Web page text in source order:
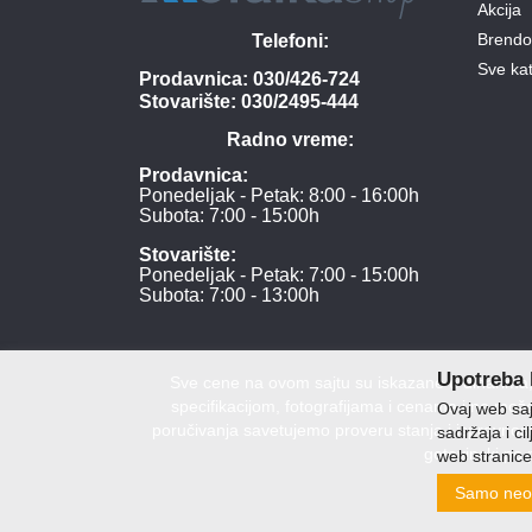
Telefoni:
Prodavnica: 030/426-724
Stovarište: 030/2495-444
Radno vreme:
Prodavnica:
Ponedeljak - Petak: 8:00 - 16:00h
Subota: 7:00 - 15:00h
Stovarište:
Ponedeljak - Petak: 7:00 - 15:00h
Subota: 7:00 - 13:00h
Akcija
Sve
Sve cene na ovom sajtu su iskazane u
specifikacijom, fotografijama i cenama i ne
poručivanja savetujemo proveru stanja i
gotovinski
DOO
Upotreba
Ovaj web
sadržaja i
web
Samo